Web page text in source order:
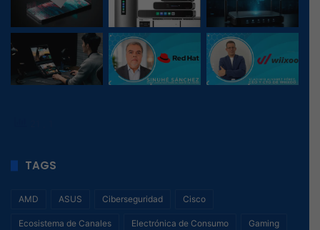
TAGS
AMD ASUS Ciberseguridad Cisco
Ecosistema de Canales Electrónica de Consumo Gaming